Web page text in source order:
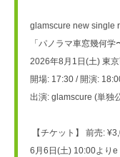
glamscure new single
「パノラマ車窓幾何学
2026年8月1日(土) 東
開場: 17:30 / 開演:
出演: glamscure (単独
【チケット】 前売:
6月6日(土) 10:00より